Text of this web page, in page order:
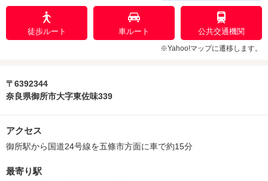
徒歩ルート 車ルート 公共交通機関
※Yahoo!マップに遷移します。
〒6392344
奈良県御所市大字東佐味339
アクセス
御所駅から国道24号線を五條市方面に車で約15分
最寄り駅